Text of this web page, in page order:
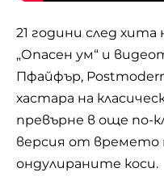
21 години след хита
„Опасен ум“ и
Пфайфър,
хастара на
превърне в още по-
версия от времето
ондулираните коси.